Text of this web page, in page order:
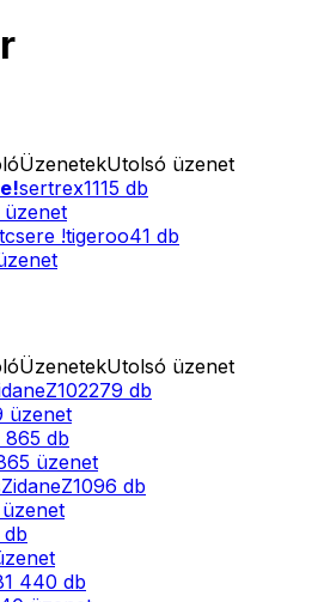
ÜzenetekUtolsó üzenet
sertrex1115 db
üzenet
!tigeroo41 db
ÜzenetekUtolsó üzenet
2279 db
üzenet
865 db
üzenet
ZidaneZ1096 db
üzenet
db
440 db